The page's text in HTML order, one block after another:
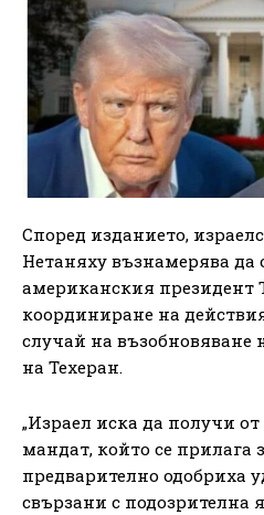
Според изданието,
Нетаняху възнамерява да
американския
координиране на
случай на възобновяване
на Техеран.
„Израел иска да получи
мандат, който се
предварително одобриха
свързани с подозрителна